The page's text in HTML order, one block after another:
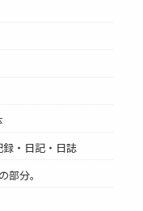
・日記・日誌
分。